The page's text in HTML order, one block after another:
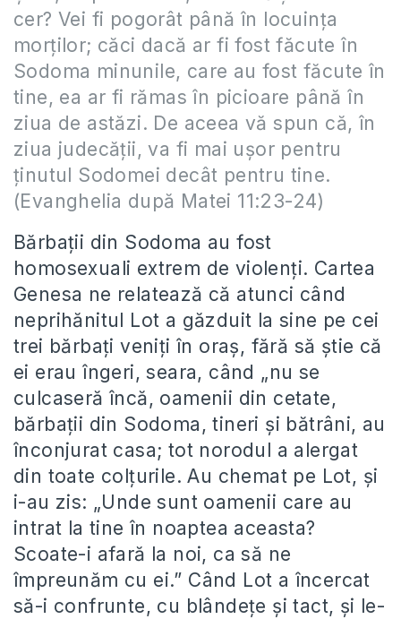
cer? Vei fi pogorât până în locuinţa
morţilor; căci dacă ar fi fost făcute în
Sodoma minunile, care au fost făcute în
tine, ea ar fi rămas în picioare până în
ziua de astăzi. De aceea vă spun că, în
ziua judecăţii, va fi mai uşor pentru
ţinutul Sodomei decât pentru tine.
(Evanghelia după Matei 11:23-24)
Bărbaţii din Sodoma au fost
homosexuali extrem de violenţi. Cartea
Genesa ne relatează că atunci când
neprihănitul Lot a găzduit la sine pe cei
trei bărbaţi veniţi în oraş, fără să ştie că
ei erau îngeri, seara, când „nu se
culcaseră încă, oamenii din cetate,
bărbaţii din Sodoma, tineri şi bătrâni, au
înconjurat casa; tot norodul a alergat
din toate colţurile. Au chemat pe Lot, şi
i-au zis: „Unde sunt oamenii care au
intrat la tine în noaptea aceasta?
Scoate-i afară la noi, ca să ne
împreunăm cu ei.” Când Lot a încercat
să-i confrunte, cu blândeţe şi tact, şi le-